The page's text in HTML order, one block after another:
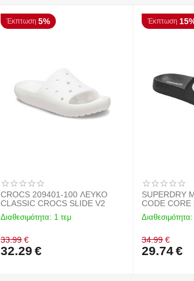
Έκπτωση 5%
CROCS 209401-100 ΛΕΥΚΟ
CLASSIC CROCS SLIDE V2
Διαθεσιμότητα: 1 τεμ
33.99 €
32.29 €
Έκπτωση
SUPERDRY
CODE CORE
BLACK
Διαθεσιμότητα:
34.99 €
29.74€